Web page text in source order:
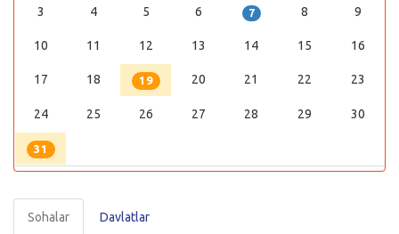
3 4 5 6 7 8 9
10 11 12 13 14 15 16
17 18 19 20 21 22 23
24 25 26 27 28 29 30
31
Sohalar Davlatlar